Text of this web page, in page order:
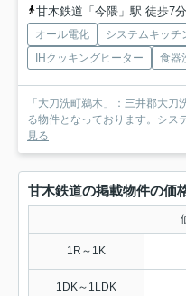
甘木鉄道「今隈」駅 徒歩7分
オール電化 システムキッチ
IHクッキングヒーター
食器
「大刀洗町鵜木」：三井郡大
る物件となっております。シス
見る
甘木鉄道の掲載物件の価
1R～1K
1DK～1LDK